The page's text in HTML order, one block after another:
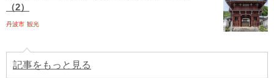
（2）
丹波市 観光
記事をもっと見る